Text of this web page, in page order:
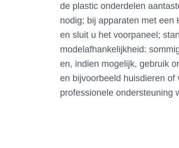
de plastic onderdelen
nodig; bij apparaten met een
en sluit u het voorpaneel;
modelafhankelijkheid:
en, indien mogelijk, gebruik
en bijvoorbeeld huisdieren
professionele ondersteuning